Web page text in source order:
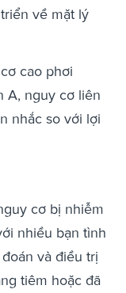
về mặt lý
cao phơi
A, nguy cơ liên
nhắc so với lợi
cơ bị nhiễm
nhiều bạn tình
và điều trị
tiêm hoặc đã